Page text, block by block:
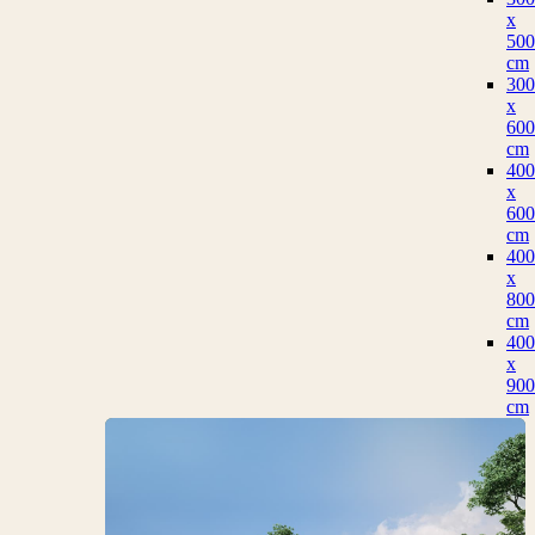
x
500
cm
300
x
600
cm
400
x
600
cm
400
x
800
cm
400
x
900
cm